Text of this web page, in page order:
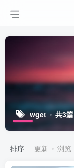
wget 共3篇
排序 更新 浏览